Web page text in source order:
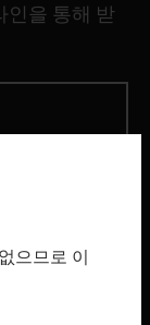
인을 통해 받
으므로 이